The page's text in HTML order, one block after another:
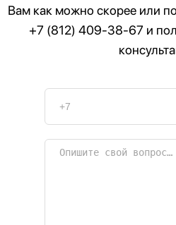
Вам как можно скорее или
+7 (812) 409-38-67 и